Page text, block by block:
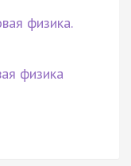
физика.
физика